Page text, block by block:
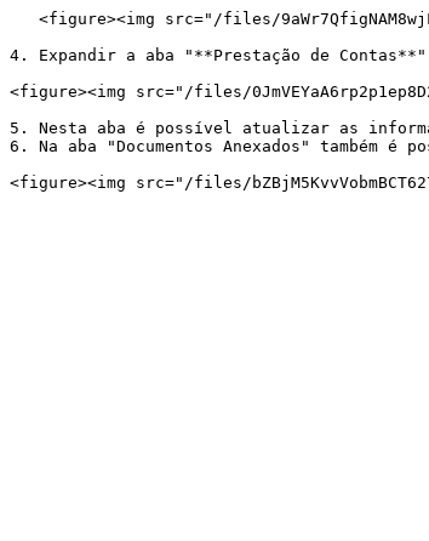
4. Expandir a aba "**Prestação de
<figure><img src="/files/
5. Nesta aba é possível atualizar as
6. Na aba "Documentos Anexados" também